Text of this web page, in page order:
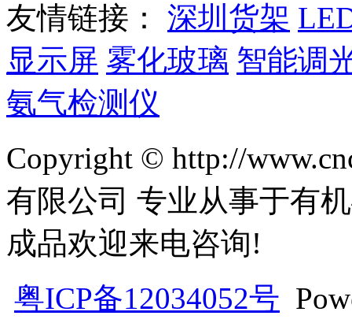
友情链接： 深圳货架
显示屏 雾化玻璃 智能调
氨气检测仪
Copyright © http://
有限公司 专业从事于有
成品欢迎来电咨询!
粤ICP备12034052号